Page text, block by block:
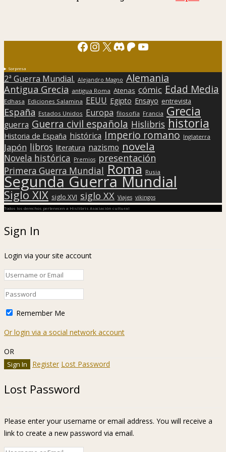
Facebook
Instagram
X Discord
Patreon
YouTube
Sorpresa
2ª Guerra Mundial. Alejandro Magno Alemania
Antigua Grecia antigua Roma Atenas cómic Edad Media
Edhasa Ediciones Salamina EEUU Egipto Ensayo entrevista
España Estados Unidos Europa filosofía Francia Grecia
guerra Guerra civil española Hislibris historia
Historia de España histórica Imperio romano Inglaterra
Japón libros literatura nazismo novela
Novela histórica Premios presentación
Primera Guerra Mundial Roma Rusia
Segunda Guerra Mundial
Siglo XIX siglo XVI siglo XX Viajes vikingos
Todos los derechos pertenecen a Hislibris Asociación cultural
Sign In
Login via your site account
Remember Me
Or login via a social network account
OR
Register Lost Password
Lost Password
Please enter your username or email address. You will receive a
link to create a new password via email.